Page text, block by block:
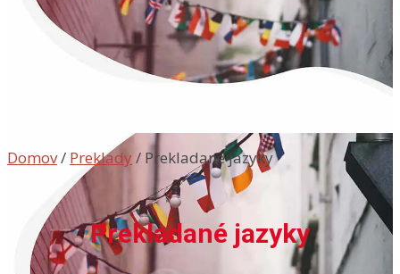
Domov/ Preklady / Prekladané jazyky
Prekladané jazyky